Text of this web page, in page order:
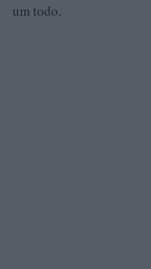
um todo.